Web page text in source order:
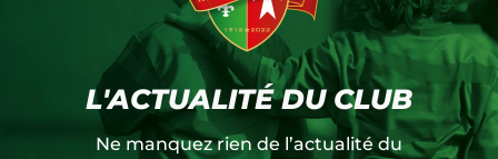
L'ACTUALITÉ DU CLUB
Ne manquez rien de l’actualité du